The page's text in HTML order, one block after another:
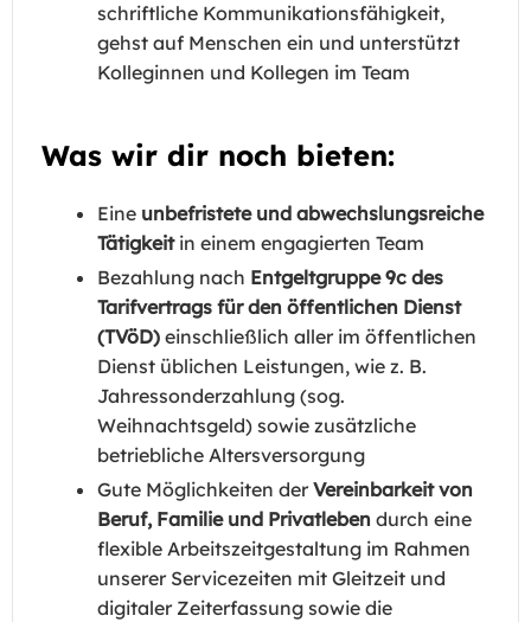
schriftliche Kommunikationsfähigkeit,
gehst auf Menschen ein und unterstützt
Kolleginnen und Kollegen im Team
Was wir dir noch bieten:
Eine unbefristete und abwechslungsreiche
Tätigkeitin einem engagierten Team
Bezahlung nach Entgeltgruppe 9c des
Tarifvertrags für den öffentlichen Dienst
(TVöD) einschließlich aller im öffentlichen
Dienst üblichen Leistungen, wie z. B.
Jahressonderzahlung (sog.
Weihnachtsgeld) sowie zusätzliche
betriebliche Altersversorgung
Gute Möglichkeiten der Vereinbarkeit von
Beruf, Familie und Privatleben durch eine
flexible Arbeitszeitgestaltung im Rahmen
unserer Servicezeiten mit Gleitzeit und
digitaler Zeiterfassung sowie die